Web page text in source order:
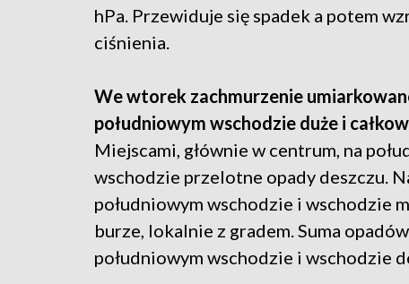
hPa. Przewiduje się spadek a potem
ciśnienia.
We wtorek zachmurzenie
południowym wschodzie duże i
Miejscami, głównie w centrum, na
wschodzie przelotne opady deszczu.
południowym wschodzie i wschodzie
burze, lokalnie z gradem. Suma
południowym wschodzie i wschodzie